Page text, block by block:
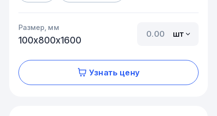
Размер, мм
100х800х1600
шт
Узнать цену